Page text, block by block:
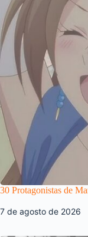
30 Protagonistas de
7 de agosto de 2026